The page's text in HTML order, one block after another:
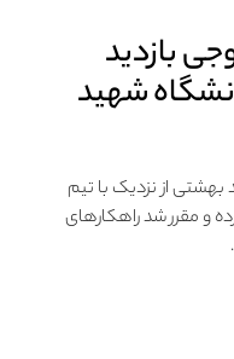
بازدید
شهید
از نزدیک با تیم
و مقرر شد راهکارهای